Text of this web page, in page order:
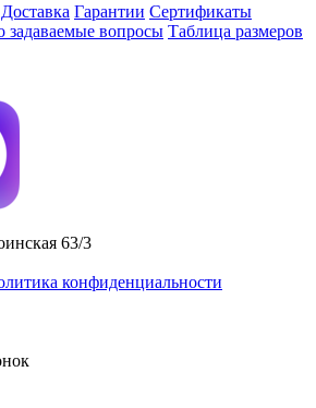
Доставка Гарантии Сертификаты
задаваемые вопросы Таблица размеров
63/3
конфиденциальности